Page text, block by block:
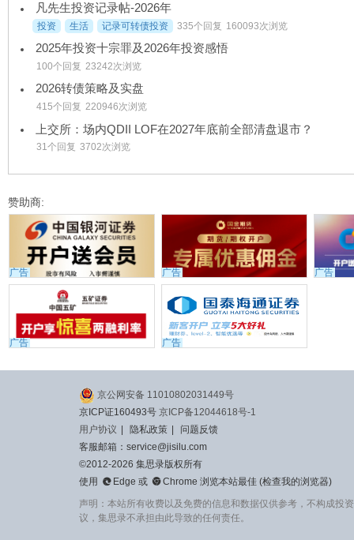
凡先生投资记录帖-2026年
投资 生活 记录可转债投资 335个回复 160093次浏览
2025年投资十宗罪及2026年投资感悟
100个回复 23242次浏览
2026转债策略及实盘
415个回复 220946次浏览
上交所：场内QDII LOF在2027年底前全部清盘退市？
31个回复 3702次浏览
赞助商:
广告 广告 广告
广告 广告
京公网安备 11010802031449号
京ICP证160493号 京ICP备12044618号-1
用户协议
隐私政策
问题反馈
客服邮箱：service@jisilu.com
©2012-2026 集思录版权所有
使用
 Edge 或 Chrome 浏览本站最佳 (检查我的浏览器)
声明：本站所有收费以及免费的信息和数据仅供参考，不构成投
议，集思录不承担由此导致的任何责任。